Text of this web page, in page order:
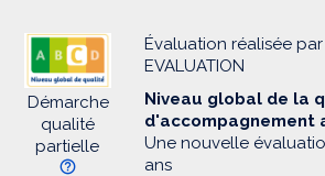
Démarche
qualité
partielle
Évaluation réalisée par
EVALUATION
Niveau global de la
d'accompagnement
Une nouvelle
ans